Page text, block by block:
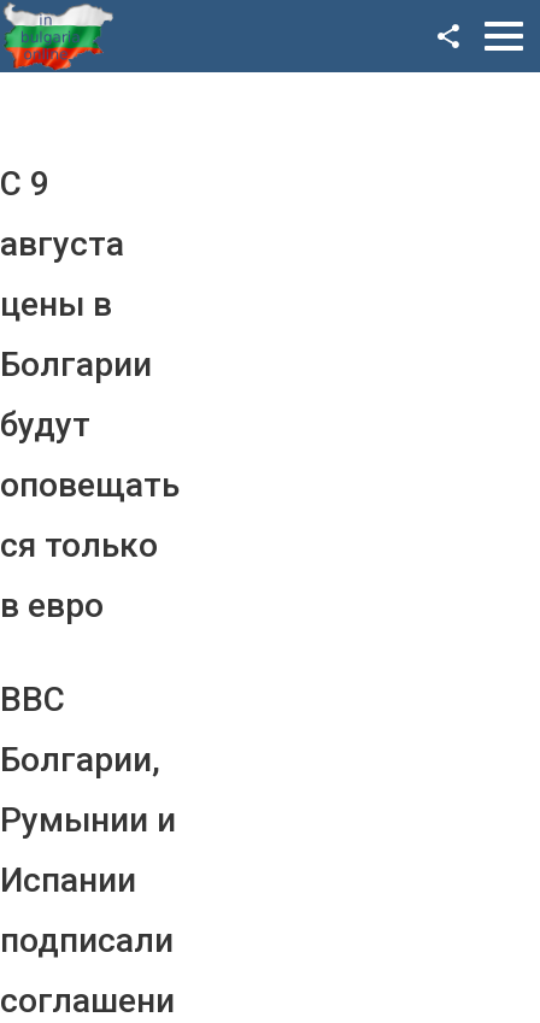
С 9
августа
цены в
Болгарии
будут
оповещать
ся только
в евро
ВВС
Болгарии,
Румынии и
Испании
подписали
соглашени